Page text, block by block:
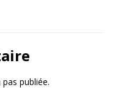
publiée.